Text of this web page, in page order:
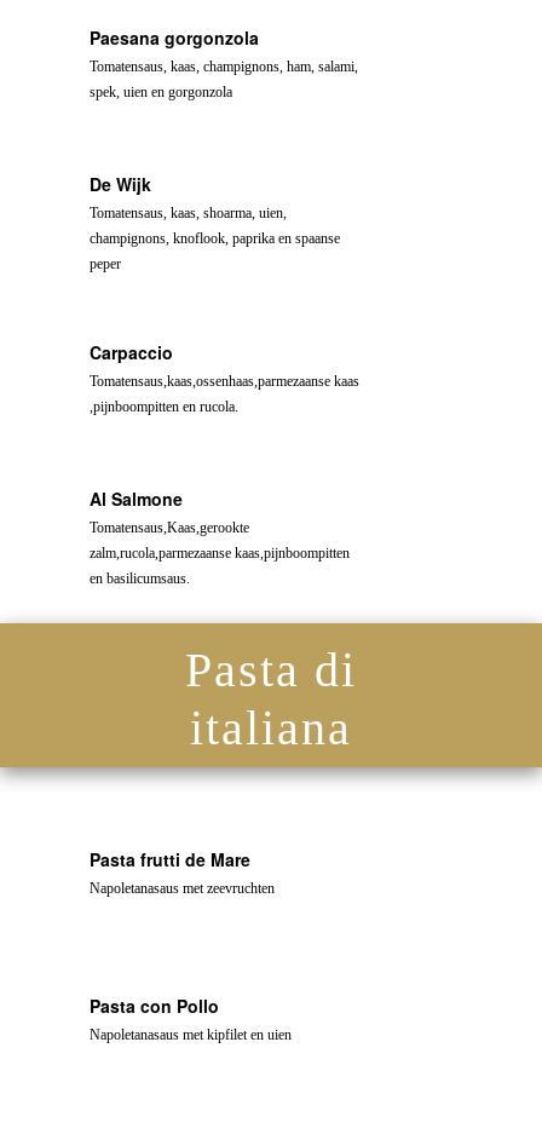
Paesana gorgonzola
Tomatensaus, kaas, champignons, ham, salami,
spek, uien en gorgonzola
De Wijk
Tomatensaus, kaas, shoarma, uien,
champignons, knoflook, paprika en spaanse
peper
Carpaccio
Tomatensaus,kaas,ossenhaas,parmezaanse kaas
,pijnboompitten en rucola.
Al Salmone
Tomatensaus,Kaas,gerookte
zalm,rucola,parmezaanse kaas,pijnboompitten
en basilicumsaus.
Pasta di
italiana
Pasta frutti de Mare
Napoletanasaus met zeevruchten
Pasta con Pollo
Napoletanasaus met kipfilet en uien